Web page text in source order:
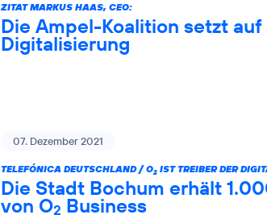
ZITAT MARKUS HAAS, CEO:
Die Ampel-Koalition setzt
Digitalisierung
07. Dezember 2021
TELEFÓNICA DEUTSCHLAND / O2 IST TREIBER DER
Die Stadt Bochum erhält
von O2 Business